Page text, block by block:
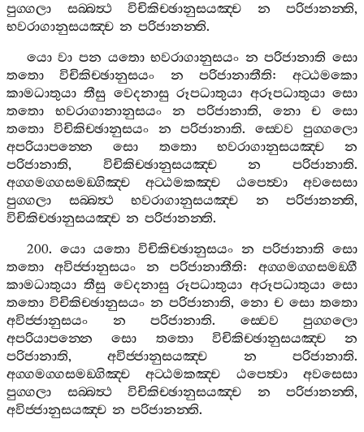
පුග‍්ගලා
සබ‍්බත්‍ථ විචිකිච‍්ඡානුසයඤ‍්ච න පරිජානන‍්ති,
භවරාගානුසයඤ‍්ච න පරිජානන‍්ති.
යො වා පන යතො භවරාගානුසයං න පරිජානාති සො
තතො
විචිකිච‍්ඡානුසයං න පරිජානාතීති: අට‍්ඨමකො
කාමධාතුයා තීසු වෙදනාසු රූපධාතුයා අරූපධාතුයා සො
තතො
භවරාගානානුසයං න පරිජානාති, නො ච
සො
තතො
විචිකිච‍්ඡානුසයං න පරිජානාති.ස‍්වෙව
පුග‍්ගලො
අපරියාපන‍්නෙ
සො තතො භවරාගානුසයඤ‍්ච
න
පරිජානාති, විචිකිච‍්ඡානුසයඤ‍්ච න පරිජානාති.
අග‍්ගමග‍්ගසමඞ‍්ගිඤ‍්ච
අට‍්ඨමකඤ‍්ච ඨපෙත්‍වා
අවසෙසා
පුග‍්ගලා
සබ‍්බත්‍ථ භවරාගානුසයඤ‍්ච න පරිජානන‍්ති,
විචිකිච‍්ඡානුසයඤ‍්ච න පරිජානන‍්ති.
200. යො යතො විචිකිච‍්ඡානුසයං න පරිජානාති සො
තතො
අවිජ‍්ජානුසයං න පරිජානාතීති: අග‍්ගමග‍්ගසමඞ‍්ගී
කාමධාතුයා තීසු වෙදනාසු රූපධාතුයා අරූපධාතුයා සො
තතො විචිකිච‍්ඡානුසයං න පරිජානාති, නො ච සො තතො
අවිජ‍්ජානුසයං
න පරිජානාති. ස‍්වෙව
පුග‍්ගලො
අපරියාපන‍්නෙ
සො තතො විචිකිච‍්ඡානුසයඤ‍්ච
න
පරිජානාති,අවිජ‍්ජානුසයඤ‍්ච න පරිජානාති.
අග‍්ගමග‍්ගසමඞ‍්ගිඤ‍්ච
අට‍්ඨමකඤ‍්ච ඨපෙත්‍වා
අවසෙසා
පුග‍්ගලා
සබ‍්බත්‍ථ විචිකිච‍්ඡානුසයඤ‍්ච න පරිජානන‍්ති,
අවිජ‍්ජානුසයඤ‍්ච න පරිජානන‍්ති.